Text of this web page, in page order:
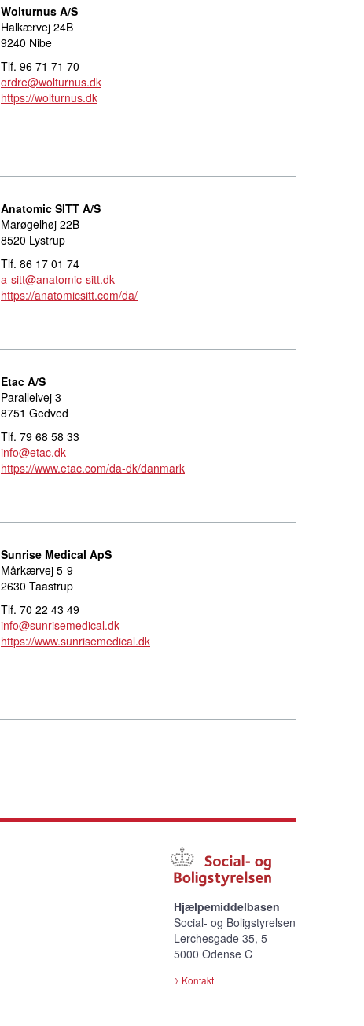
Wolturnus A/S
Halkærvej 24B
9240 Nibe
Tlf. 96 71 71 70
ordre@wolturnus.dk
https://wolturnus.dk
Anatomic SITT A/S
Marøgelhøj 22B
8520 Lystrup
Tlf. 86 17 01 74
a-sitt@anatomic-sitt.dk
https://anatomicsitt.com/da/
Etac A/S
Parallelvej 3
8751 Gedved
Tlf. 79 68 58 33
info@etac.dk
https://www.etac.com/da-dk/danmark
Sunrise Medical ApS
Mårkærvej 5-9
2630 Taastrup
Tlf. 70 22 43 49
info@sunrisemedical.dk
https://www.sunrisemedical.dk
Hjælpemiddelbasen
Social- og Boligstyrelsen
Lerchesgade 35, 5
5000 Odense C
Kontakt